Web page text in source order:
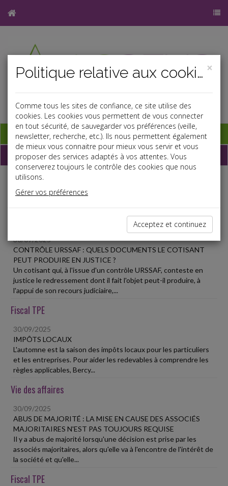
Base documentaire
Dépêches
Liste des dernières dépêches
30/09/2025
CONTRÔLE URSSAF : QUELS DOCUMENTS LE COTISANT
PEUT PRODUIRE EN JUSTICE ?
Un cotisant qui, à l'issue d'un contrôle URSSAF, conteste en
justice le redressement dont il fait l'objet peut-il produire, à
l'appui de son recours judiciaire,...
Fiscal TPE
30/09/2025
IMPÔTS LOCAUX
L'automne est la saison des impôts locaux pour les particuliers
et les entreprises. Pour aider les redevables à comprendre les
règles applicables, Bercy...
Vie des affaires
30/09/2025
ABUS DE MAJORITÉ : LA MISE EN CAUSE DES ASSOCIÉS
MAJORITAIRES N'EST PAS TOUJOURS REQUISE
Il y a abus de majorité lorsqu'une décision est prise par les
associés majoritaires, alors qu'elle va à l'encontre de l'intérêt de
la société et qu'elle...
Fiscal TPE
×
Politique relative aux cookies
Comme tous les sites de confiance, ce site utilise des
cookies. Les cookies vous permettent de vous connecter
en tout sécurité, de sauvegarder vos préférences (veille,
newsletter, recherche, etc.). Ils nous permettent également
de mieux vous connaitre pour mieux vous servir et vous
proposer des services adaptés à vos attentes. Vous
conserverez toujours le contrôle des cookies que nous
utilisons.
Gérer vos préférences
Acceptez et continuez